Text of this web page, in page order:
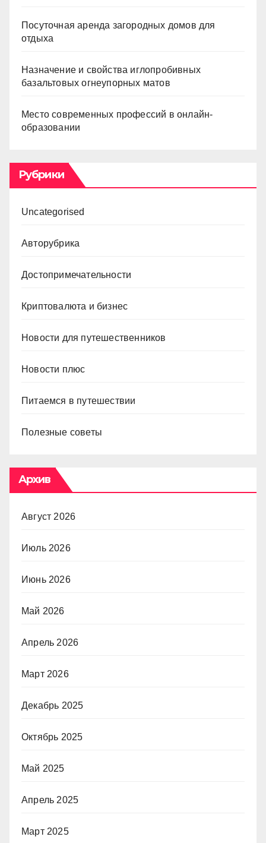
Посуточная аренда загородных домов для
отдыха
Назначение и свойства иглопробивных
базальтовых огнеупорных матов
Место современных профессий в онлайн-
образовании
Рубрики
Uncategorised
Авторубрика
Достопримечательности
Криптовалюта и бизнес
Новости для путешественников
Новости плюс
Питаемся в путешествии
Полезные советы
Архив
Август 2026
Июль 2026
Июнь 2026
Май 2026
Апрель 2026
Март 2026
Декабрь 2025
Октябрь 2025
Май 2025
Апрель 2025
Март 2025